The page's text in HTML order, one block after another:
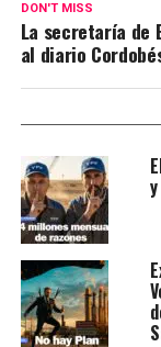
DON'T MISS
La secretaría de
al diario